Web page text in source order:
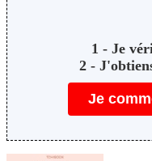
️1 - Je
2 -
Je